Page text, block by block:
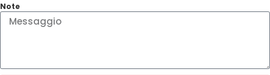
Note